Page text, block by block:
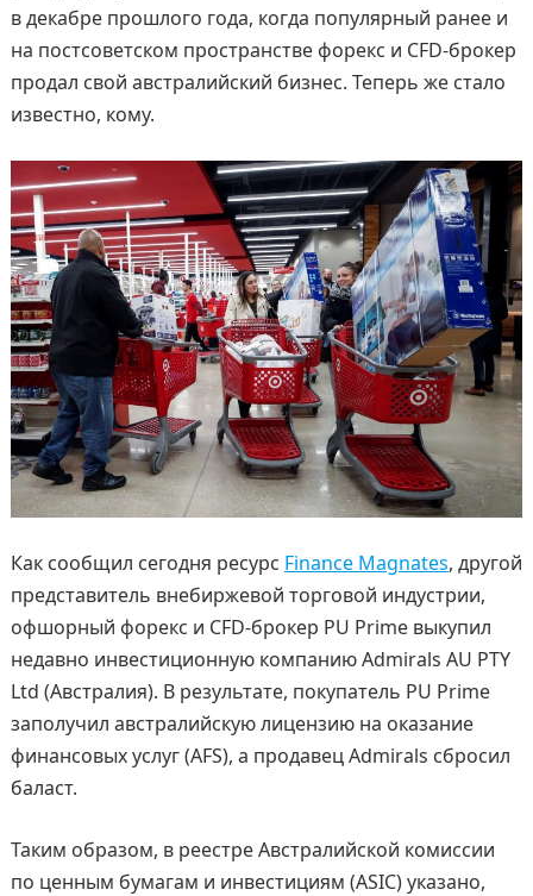
в декабре прошлого года, когда популярный ранее и
на постсоветском пространстве форекс и CFD-брокер
продал свой австралийский бизнес. Теперь же стало
известно, кому.
Как сообщил сегодня ресурс Finance Magnates, другой
представитель внебиржевой торговой индустрии,
офшорный форекс и CFD-брокер PU Prime выкупил
недавно инвестиционную компанию Admirals AU PTY
Ltd (Австралия). В результате, покупатель PU Prime
заполучил австралийскую лицензию на оказание
финансовых услуг (AFS), а продавец Admirals сбросил
баласт.
Таким образом, в реестре Австралийской комиссии
по ценным бумагам и инвестициям (ASIC) указано,